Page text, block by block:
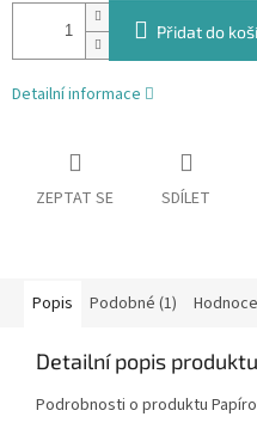
Přidat do
Detailní informace
ZEPTAT SE SDÍLET
Popis Podobné (1)
Detailní popis produktu
Podrobnosti o produktu